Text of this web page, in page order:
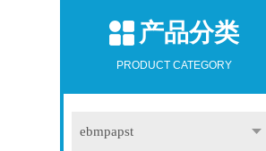
产品分类
PRODUCT CATEGORY
ebmpapst